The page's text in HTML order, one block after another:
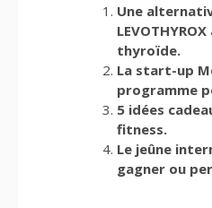
Une
thyroïde.
La start-up
programme
5 idées
fitness.
Le jeûne
gagner ou